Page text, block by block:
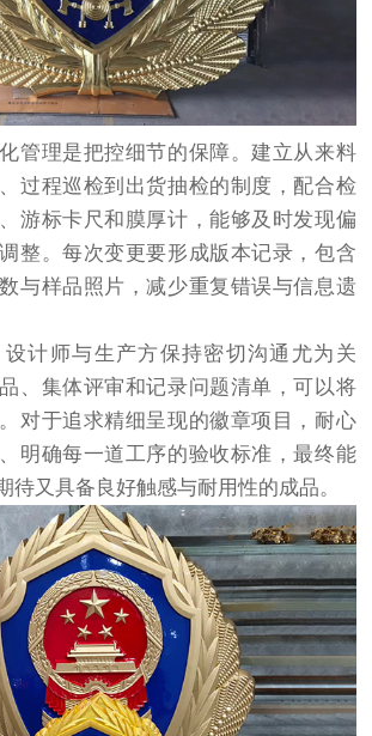
管理是把控细节的保障。建立从来料
过程巡检到出货抽检的制度，配合检
游标卡尺和膜厚计，能够及时发现偏
整。每次变更要形成版本记录，包含
与样品照片，减少重复错误与信息遗
计师与生产方保持密切沟通尤为关
、集体评审和记录问题清单，可以将
对于追求精细呈现的徽章项目，耐心
明确每一道工序的验收标准，最终能
待又具备良好触感与耐用性的成品。